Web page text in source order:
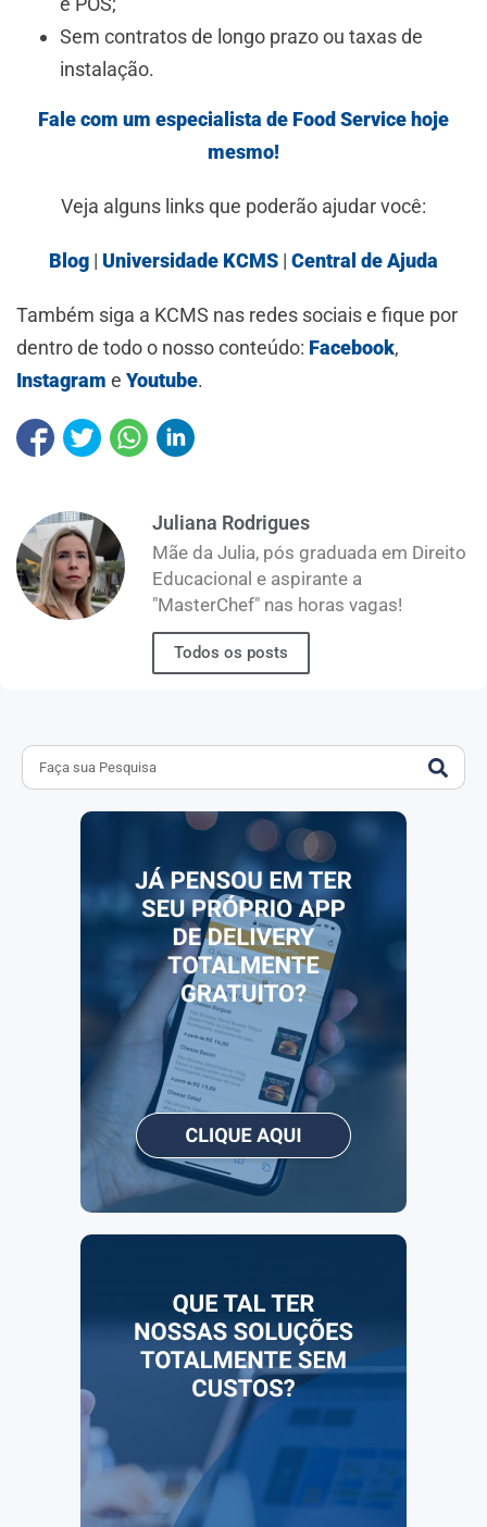
Sem contratos de longo prazo ou taxas de
instalação.
Fale com um especialista de Food Service hoje
mesmo!
Veja alguns links que poderão ajudar você:
Blog | Universidade KCMS | Central de Ajuda
Também siga a KCMS nas redes sociais e fique por
dentro de todo o nosso conteúdo: Facebook,
Instagram e Youtube.
Juliana Rodrigues
Mãe da Julia, pós graduada em Direito
Educacional e aspirante a
"MasterChef" nas horas vagas!
Todos os posts